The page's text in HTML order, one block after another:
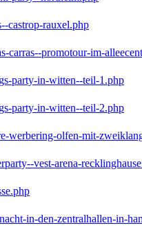
castrop-rauxel.php
carras--promotour-im-
party-in-witten--teil-1.php
party-in-witten--teil-2.php
werbering-olfen-mit-
vest-arena-
in-den-zentralhallen-in-